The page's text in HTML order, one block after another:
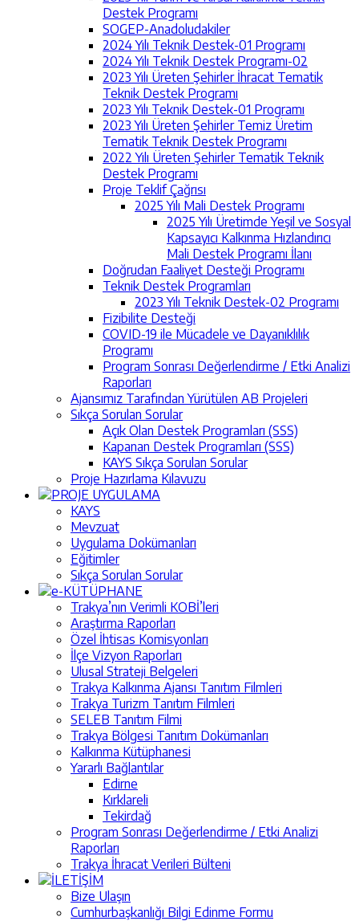
Destek Programı
SOGEP-Anadoludakiler
2024 Yılı Teknik Destek-01 Programı
2024 Yılı Teknik Destek Programı-02
2023 Yılı Üreten Şehirler İhracat Tematik
Teknik Destek Programı
2023 Yılı Teknik Destek-01 Programı
2023 Yılı Üreten Şehirler Temiz Üretim
Tematik Teknik Destek Programı
2022 Yılı Üreten Şehirler Tematik Teknik
Destek Programı
Proje Teklif Çağrısı
2025 Yılı Mali Destek Programı
2025 Yılı Üretimde Yeşil ve Sosyal
Kapsayıcı Kalkınma Hızlandırıcı
Mali Destek Programı İlanı
Doğrudan Faaliyet Desteği Programı
Teknik Destek Programları
2023 Yılı Teknik Destek-02 Programı
Fizibilite Desteği
COVID-19 ile Mücadele ve Dayanıklılık
Programı
Program Sonrası Değerlendirme / Etki Analizi
Raporları
Ajansımız Tarafından Yürütülen AB Projeleri
Sıkça Sorulan Sorular
Açık Olan Destek Programları (SSS)
Kapanan Destek Programları (SSS)
KAYS Sıkça Sorulan Sorular
Proje Hazırlama Kılavuzu
PROJE UYGULAMA
KAYS
Mevzuat
Uygulama Dokümanları
Eğitimler
Sıkça Sorulan Sorular
e-KÜTÜPHANE
Trakya’nın Verimli KOBİ’leri
Araştırma Raporları
Özel İhtisas Komisyonları
İlçe Vizyon Raporları
Ulusal Strateji Belgeleri
Trakya Kalkınma Ajansı Tanıtım Filmleri
Trakya Turizm Tanıtım Filmleri
SELEB Tanıtım Filmi
Trakya Bölgesi Tanıtım Dokümanları
Kalkınma Kütüphanesi
Yararlı Bağlantılar
Edirne
Kırklareli
Tekirdağ
Program Sonrası Değerlendirme / Etki Analizi
Raporları
Trakya İhracat Verileri Bülteni
İLETİŞİM
Bize Ulaşın
Cumhurbaşkanlığı Bilgi Edinme Formu